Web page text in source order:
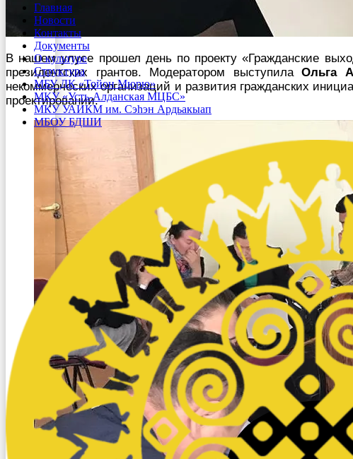
Главная
Новости
Контакты
Документы
О культуре
Структура
МБУ ДК «Тойон Мюрю»
МКУ «Усть-Алданская МЦБС»
МКУ УАИКМ им. Сэһэн Ардьакыап
МБОУ БДШИ
В нашем улусе прошел день по проекту «Гражданские
президентских грантов. Модератором выступилаОльга
некоммерческих организаций и развития гражданских
проектировании.